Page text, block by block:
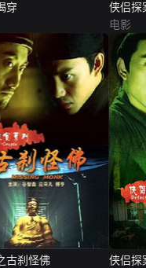
穿
侠侣探
电影
古刹怪佛
侠侣探